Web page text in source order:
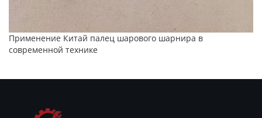
Применение Китай палец шарового шарнира в
современной технике